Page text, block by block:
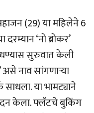
(29) या महिलेने 6
‘नो ब्रोकर’
सुरुवात केली
असे नाव सांगणार्‍या
साधला. या भामट्याने
केला. फ्लॅटचे बुकिंग